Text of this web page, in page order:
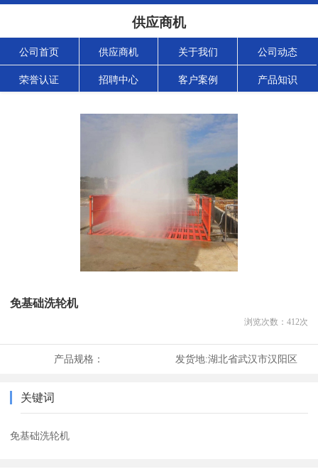
供应商机
公司首页 供应商机 关于我们 公司动态
荣誉认证 招聘中心 客户案例 产品知识
免基础洗轮机
浏览次数： 412次
产品规格： 发货地:湖北省武汉市汉阳区
关键词
免基础洗轮机